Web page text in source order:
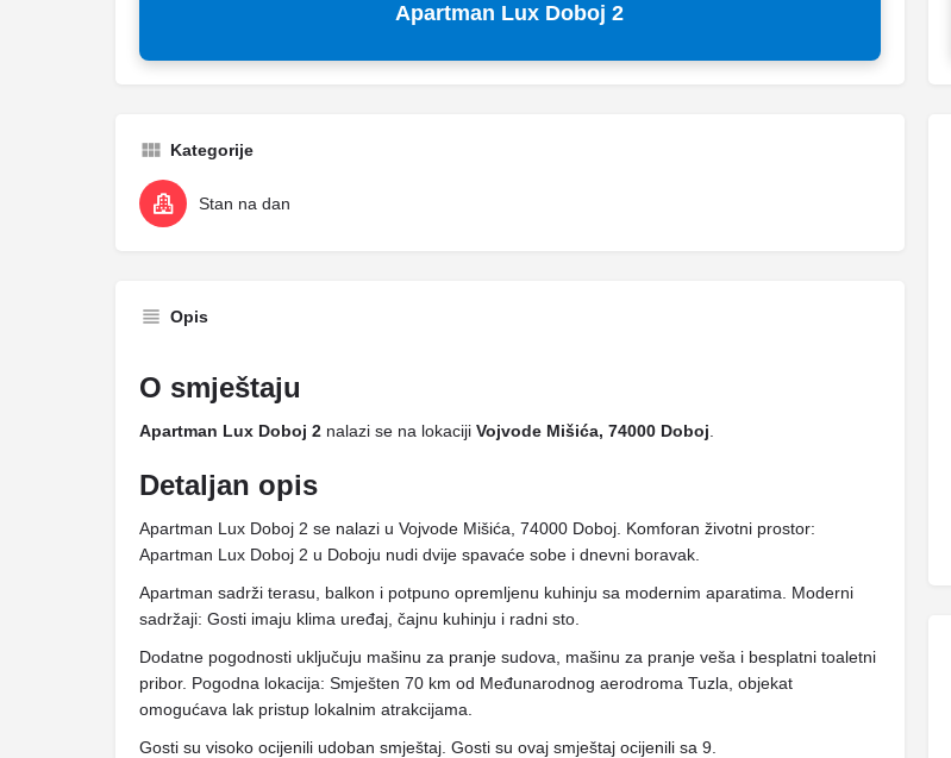
Apartman Lux Doboj 2
Kategorije
Stan na dan
Opis
O smještaju
Apartman Lux Doboj 2 nalazi se na lokaciji Vojvode Mišića, 74000 Doboj
Detaljan opis
Apartman Lux Doboj 2 se nalazi u Vojvode Mišića, 74000 Doboj. Komforan životni prostor:
Apartman Lux Doboj 2 u Doboju nudi dvije spavaće sobe i dnevni boravak.
Apartman sadrži terasu, balkon i potpuno opremljenu kuhinju sa modernim aparatima. Moderni
sadržaji: Gosti imaju klima uređaj, čajnu kuhinju i radni sto.
Dodatne pogodnosti uključuju mašinu za pranje sudova, mašinu za pranje veša i besplatni toaletni
pribor. Pogodna lokacija: Smješten 70 km od Međunarodnog aerodroma Tuzla, objekat
omogućava lak pristup lokalnim atrakcijama.
Gosti su visoko ocijenili udoban smještaj. Gosti su ovaj smještaj ocijenili sa 9.